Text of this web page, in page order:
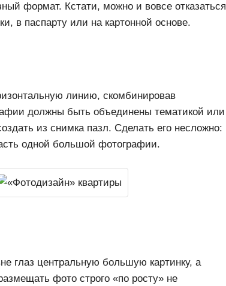
формат. Кстати, можно и вовсе отказаться
в паспарту или на картонной основе.
линию, скомбинировав
должны быть объединены тематикой или
из снимка пазл. Сделать его несложно:
одной большой фотографии.
глаз центральную большую картинку, а
фото строго «по росту» не